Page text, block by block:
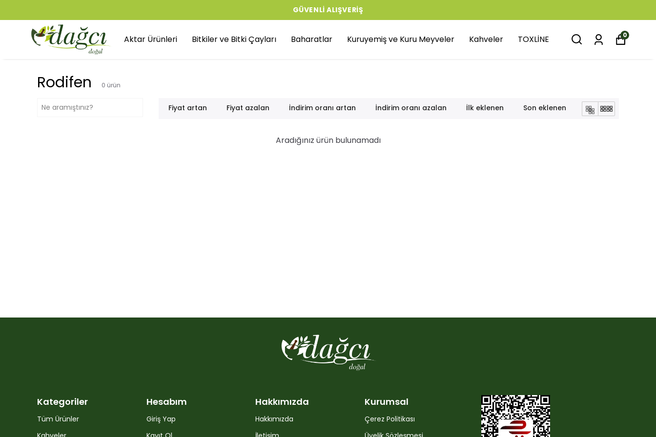
GÜVENLI ALIŞVERIŞ
Aktar Ürünleri Bitkiler ve Bitki Çayları Baharatlar Kuruyemiş ve Kuru Meyveler Kahveler TOXLİNE 0
Rodifen 0 ürün
Fiyat artan Fiyat azalan İndirim oranı artan İndirim oranı azalan İlk eklenen Son eklenen
Aradığınız ürün bulunamadı
Kategoriler
Tüm Ürünler
Hesabım
Giriş Yap
Hakkımızda
Hakkımızda
Kurumsal
Çerez Politikası